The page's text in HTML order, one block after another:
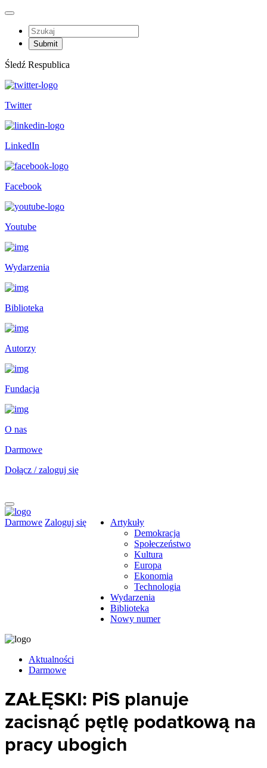
Śledź Respublica
Twitter
LinkedIn
Facebook
Youtube
Wydarzenia
Biblioteka
Autorzy
Fundacja
O nas
Darmowe
Dołącz / zaloguj się
Darmowe Zaloguj się
Artykuły
Demokracja
Społeczeństwo
Kultura
Europa
Ekonomia
Technologia
Wydarzenia
Biblioteka
Nowy numer
Aktualności
Darmowe
ZAŁĘSKI: PiS planuje
zacisnąć pętlę podatkową na
pracy ubogich